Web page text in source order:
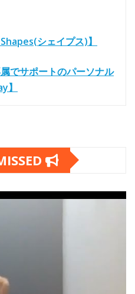
シェイプス)】
でサポートのパーソナル
】